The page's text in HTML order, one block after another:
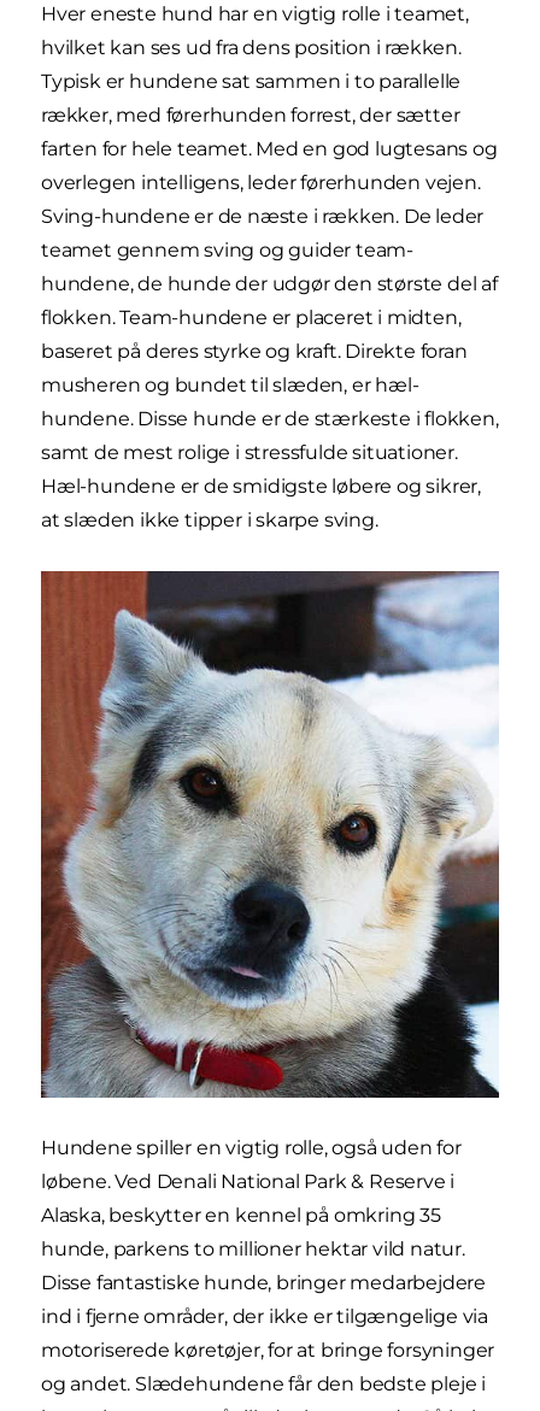
Hver eneste hund har en vigtig rolle i teamet,
hvilket kan ses ud fra dens position i rækken.
Typisk er hundene sat sammen i to parallelle
rækker, med førerhunden forrest, der sætter
farten for hele teamet. Med en god lugtesans og
overlegen intelligens, leder førerhunden vejen.
Sving-hundene er de næste i rækken. De leder
teamet gennem sving og guider team-
hundene, de hunde der udgør den største del af
flokken. Team-hundene er placeret i midten,
baseret på deres styrke og kraft. Direkte foran
musheren og bundet til slæden, er hæl-
hundene. Disse hunde er de stærkeste i flokken,
samt de mest rolige i stressfulde situationer.
Hæl-hundene er de smidigste løbere og sikrer,
at slæden ikke tipper i skarpe sving.
Hundene spiller en vigtig rolle, også uden for
løbene. Ved Denali National Park & Reserve i
Alaska, beskytter en kennel på omkring 35
hunde, parkens to millioner hektar vild natur.
Disse fantastiske hunde, bringer medarbejdere
ind i fjerne områder, der ikke er tilgængelige via
motoriserede køretøjer, for at bringe forsyninger
og andet. Slædehundene får den bedste pleje i